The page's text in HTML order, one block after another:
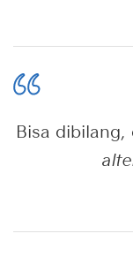
Bisa dibilang,